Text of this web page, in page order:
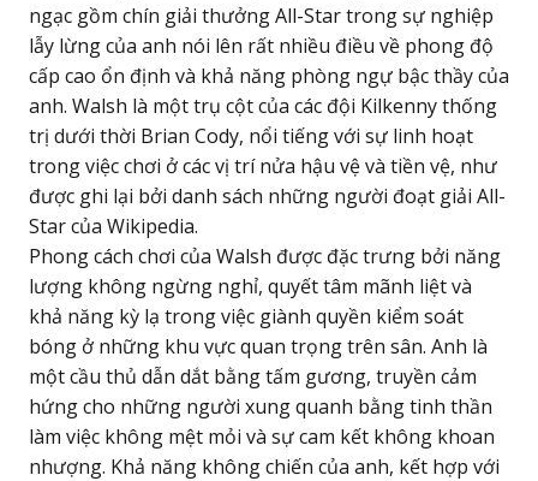
ngạc gồm chín giải thưởng All-Star trong sự nghiệp
lẫy lừng của anh nói lên rất nhiều điều về phong độ
cấp cao ổn định và khả năng phòng ngự bậc thầy của
anh. Walsh là một trụ cột của các đội Kilkenny thống
trị dưới thời Brian Cody, nổi tiếng với sự linh hoạt
trong việc chơi ở các vị trí nửa hậu vệ và tiền vệ, như
được ghi lại bởi danh sách những người đoạt giải All-
Star của Wikipedia.
Phong cách chơi của Walsh được đặc trưng bởi năng
lượng không ngừng nghỉ, quyết tâm mãnh liệt và
khả năng kỳ lạ trong việc giành quyền kiểm soát
bóng ở những khu vực quan trọng trên sân. Anh là
một cầu thủ dẫn dắt bằng tấm gương, truyền cảm
hứng cho những người xung quanh bằng tinh thần
làm việc không mệt mỏi và sự cam kết không khoan
nhượng. Khả năng không chiến của anh, kết hợp với